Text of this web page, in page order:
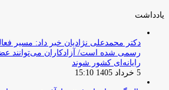
یادداشت
دکتر محمدعلی نژادیان خبر داد: مسیر
رسمی شده است/ آزادکاران می‌توانند
رایانه‌ای کشور شوند
5 خرداد 1405 15:10